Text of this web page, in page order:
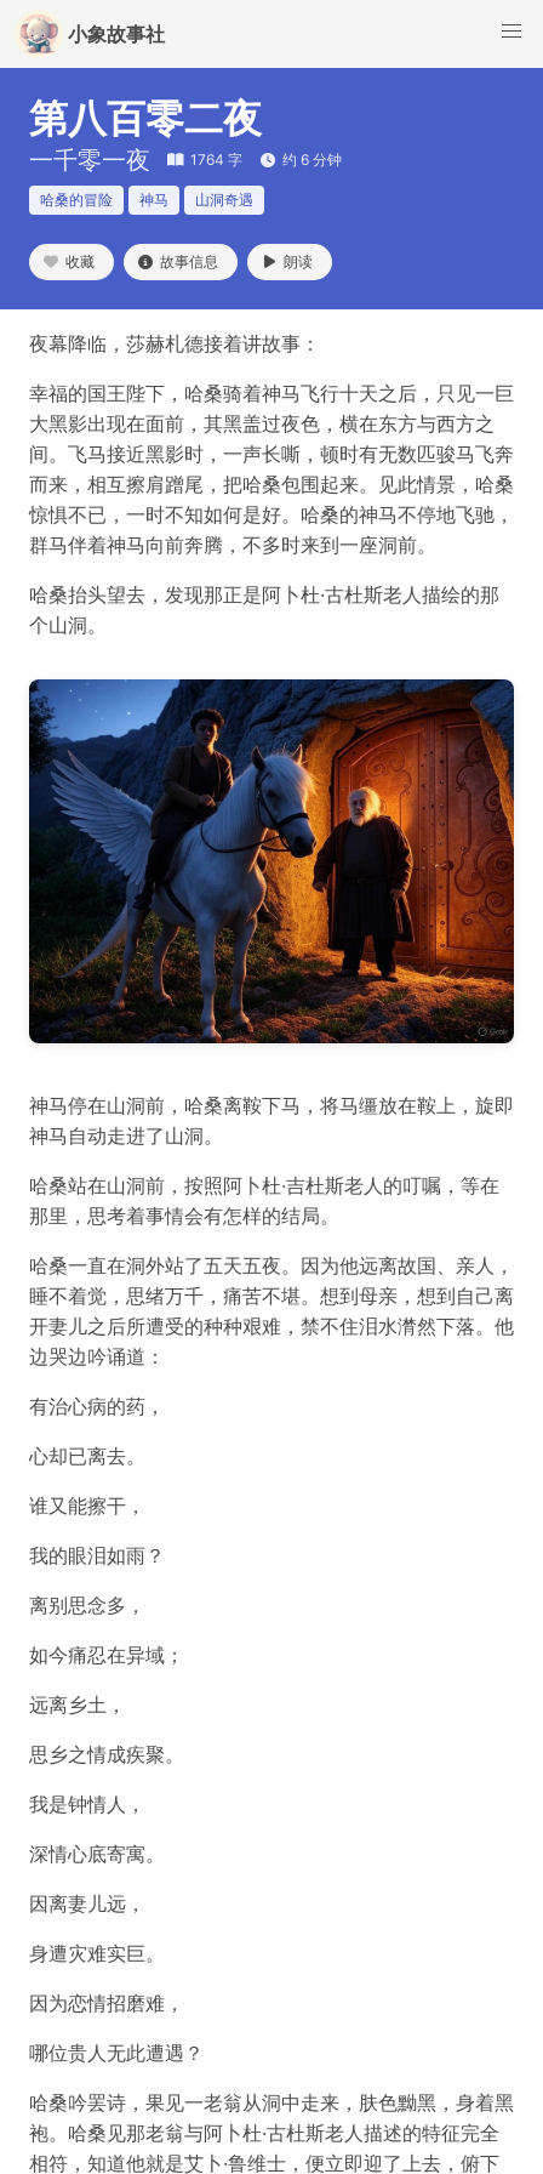
小象故事社
第八百零二夜
一千零一夜 1764 字 约 6 分钟
哈桑的冒险 神马 山洞奇遇
收藏 故事信息 朗读
夜幕降临，莎赫札德接着讲故事：
幸福的国王陛下，哈桑骑着神马飞行十天之后，只见一巨
大黑影出现在面前，其黑盖过夜色，横在东方与西方之
间。飞马接近黑影时，一声长嘶，顿时有无数匹骏马飞奔
而来，相互擦肩蹭尾，把哈桑包围起来。见此情景，哈桑
惊惧不已，一时不知如何是好。哈桑的神马不停地飞驰，
群马伴着神马向前奔腾，不多时来到一座洞前。
哈桑抬头望去，发现那正是阿卜杜·古杜斯老人描绘的那
个山洞。
神马停在山洞前，哈桑离鞍下马，将马缰放在鞍上，旋即
神马自动走进了山洞。
哈桑站在山洞前，按照阿卜杜·吉杜斯老人的叮嘱，等在
那里，思考着事情会有怎样的结局。
哈桑一直在洞外站了五天五夜。因为他远离故国、亲人，
睡不着觉，思绪万千，痛苦不堪。想到母亲，想到自己离
开妻儿之后所遭受的种种艰难，禁不住泪水潸然下落。他
边哭边吟诵道：
有治心病的药，
心却已离去。
谁又能擦干，
我的眼泪如雨？
离别思念多，
如今痛忍在异域；
远离乡土，
思乡之情成疾聚。
我是钟情人，
深情心底寄寓。
因离妻儿远，
身遭灾难实巨。
因为恋情招磨难，
哪位贵人无此遭遇？
哈桑吟罢诗，果见一老翁从洞中走来，肤色黝黑，身着黑
袍。哈桑见那老翁与阿卜杜·古杜斯老人描述的特征完全
相符，知道他就是艾卜·鲁维士，便立即迎了上去，俯下